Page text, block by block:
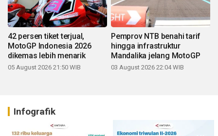
42 persen tiket terjual,
MotoGP Indonesia 2026
dikemas lebih menarik
05 August 2026 21:50 WIB
Pemprov NTB benahi tarif
hingga infrastruktur
Mandalika jelang MotoGP
03 August 2026 22:04 WIB
Infografik